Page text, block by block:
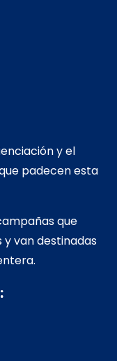
y el
padecen esta
que
y van destinadas